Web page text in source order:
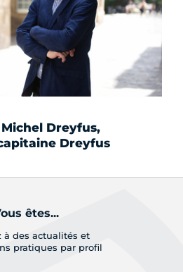
Dreyfus,
Dreyfus
êtes...
à des actualités et
pratiques par profil